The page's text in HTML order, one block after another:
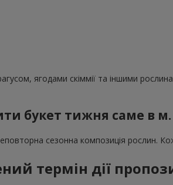
ягодами скіммії та іншими
букет тижня саме в м.
сезонна композиція рослин.
термін дії